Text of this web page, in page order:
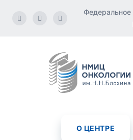
О ЦЕНТРЕ